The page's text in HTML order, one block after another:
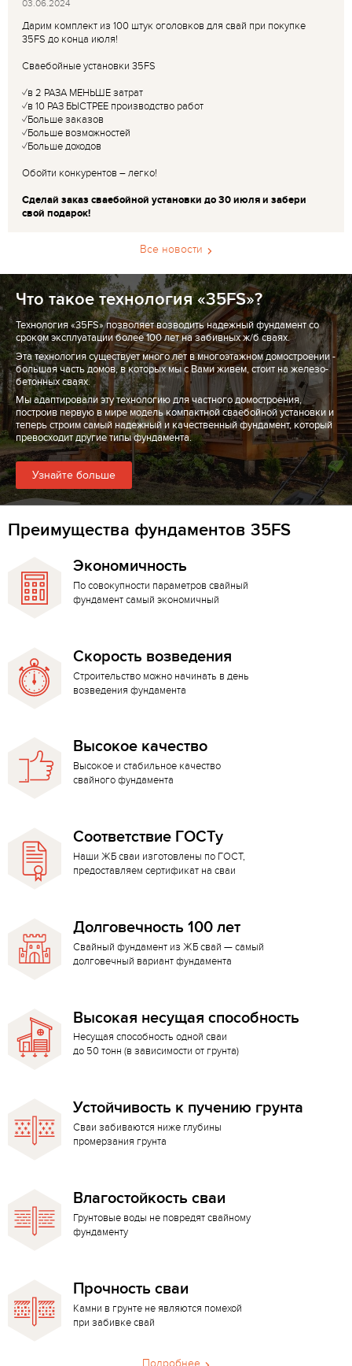
03.06.2024
Дарим комплект из 100 штук оголовков для свай при покупке
35FS до конца июля!
Сваебойные установки 35FS
✓в 2 РАЗА МЕНЬШЕ затрат
✓в 10 РАЗ БЫСТРЕЕ производство работ
✓Больше заказов
✓Больше возможностей
✓Больше доходов
Обойти конкурентов – легко!
Сделай заказ сваебойной установки до 30 июля и забери
свой подарок!
Все новости
Что такое технология «35FS»?
Технология «35FS» позволяет возводить надежный фундамент со
сроком эксплуатации более 100 лет на забивных ж/б сваях.
Эта технология существует много лет в многоэтажном домостроении -
большая часть домов, в которых мы с Вами живем, стоит на железо-
бетонных сваях.
Мы адаптировали эту технологию для частного домостроения,
построив первую в мире модель компактной сваебойной установки и
теперь строим самый надежный и качественный фундамент, который
превосходит другие типы фундамента.
Узнайте больше
Преимущества фундаментов 35FS
Экономичность
По совокупности параметров свайный
фундамент самый экономичный
Скорость возведения
Строительство можно начинать в день
возведения фундамента
Высокое качество
Высокое и стабильное качество
свайного фундамента
Соответствие ГОСТу
Наши ЖБ сваи изготовлены по ГОСТ,
предоставляем сертификат на сваи
Долговечность 100 лет
Свайный фундамент из ЖБ свай — самый
долговечный вариант фундамента
Высокая несущая способность
Несущая способность одной сваи
до 50 тонн (в зависимости от грунта)
Устойчивость к пучению грунта
Сваи забиваются ниже глубины
промерзания грунта
Влагостойкость сваи
Грунтовые воды не повредят свайному
фундаменту
Прочность сваи
Камни в грунте не являются помехой
при забивке свай
Подробнее